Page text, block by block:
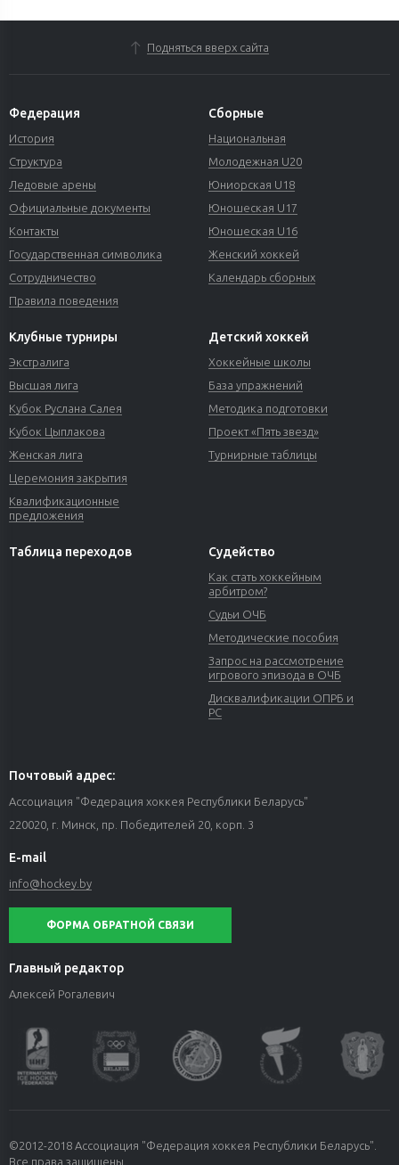
Подняться вверх сайта
Федерация
История
Структура
Ледовые арены
Официальные документы
Контакты
Государственная символика
Сотрудничество
Правила поведения
Сборные
Национальная
Молодежная U20
Юниорская U18
Юношеская U17
Юношеская U16
Женский хоккей
Календарь сборных
Клубные турниры
Экстралига
Высшая лига
Кубок Руслана Салея
Кубок Цыплакова
Женская лига
Церемония закрытия
Квалификационные
предложения
Детский хоккей
Хоккейные школы
База упражнений
Методика подготовки
Проект «Пять звезд»
Турнирные таблицы
Таблица переходов Судейство
Как стать хоккейным
арбитром?
Судьи ОЧБ
Методические пособия
Запрос на рассмотрение
игрового эпизода в ОЧБ
Дисквалификации ОПРБ и
РС
Почтовый адрес:
Ассоциация "Федерация хоккея Республики Беларусь"
220020, г. Минск, пр. Победителей 20, корп. 3
E-mail
info@hockey.by
ФОРМА ОБРАТНОЙ СВЯЗИ
Главный редактор
Алексей Рогалевич
©2012-2018 Ассоциация "Федерация хоккея Республики Беларусь".
Все права защищены.